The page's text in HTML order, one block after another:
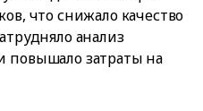
что снижало качество
анализ
повышало затраты на